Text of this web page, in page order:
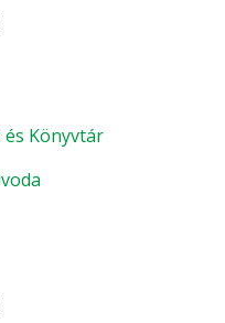
és Könyvtár